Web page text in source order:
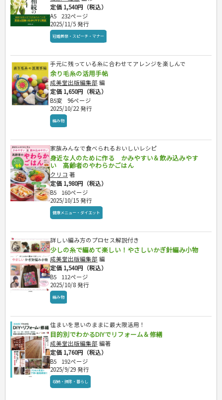
定価 1,540円（税込）
A5
232ページ
2025/11/5 発行
冠婚葬祭・スピーチ・マナー
手元に残っている糸に合わせてアレンジを楽しんで
余り毛糸の活用手帖
成美堂出版編集部 編
定価 1,650円（税込）
B5変
96ページ
2025/10/22 発行
編み物
家族みんなで食べられるおいしいレシピ
身近な人のために作る かみやすい＆飲み込みやす
い 高齢者のやわらかごはん
クリコ 著
定価 1,980円（税込）
B5
160ページ
2025/10/15 発行
健康メニュー・ダイエット
詳しい編み方のプロセス解説付き
少しの糸で編めて楽しい！やさしいかぎ針編み小物
成美堂出版編集部 編
定価 1,540円（税込）
B5
112ページ
2025/10/8 発行
編み物
住まいを思いのままに最大限活用！
目的別でわかるDIYでリフォーム＆修繕
成美堂出版編集部 編著
定価 1,760円（税込）
B5
192ページ
2025/9/29 発行
収納・掃除・暮らし